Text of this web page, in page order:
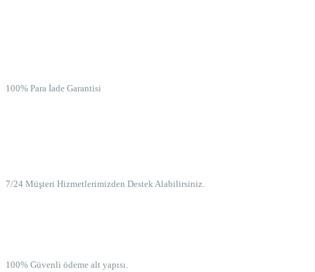
100% Para İade Garantisi
7/24 Müşteri Hizmetlerimizden Destek Alabilirsiniz.
100% Güvenli ödeme alt yapısı.